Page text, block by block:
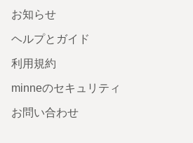
お知らせ
ヘルプとガイド
利用規約
minneのセキュリティ
お問い合わせ